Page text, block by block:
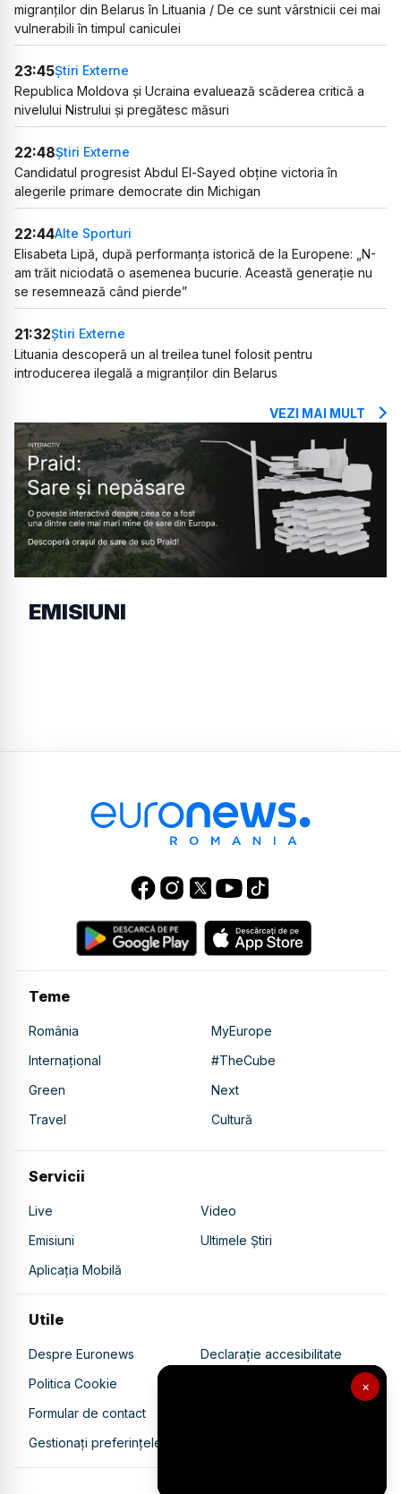
×
migranților din Belarus în Lituania / De ce sunt vârstnicii cei mai
vulnerabili în timpul caniculei
23:45Știri Externe
Republica Moldova și Ucraina evaluează scăderea critică a
nivelului Nistrului și pregătesc măsuri
22:48Știri Externe
Candidatul progresist Abdul El-Sayed obține victoria în
alegerile primare democrate din Michigan
22:44Alte Sporturi
Elisabeta Lipă, după performanța istorică de la Europene: „N-
am trăit niciodată o asemenea bucurie. Această generație nu
se resemnează când pierde”
21:32Știri Externe
Lituania descoperă un al treilea tunel folosit pentru
introducerea ilegală a migranților din Belarus
VEZI MAI MULT
EMISIUNI
Teme
România
MyEurope
Internațional
#TheCube
Green
Next
Travel
Cultură
Servicii
Live
Video
Emisiuni
Ultimele Știri
Aplicația Mobilă
Utile
Despre Euronews
Declarație accesibilitate
Politica Cookie
Politica de confidențialitate
Formular de contact
Gestionați preferințele